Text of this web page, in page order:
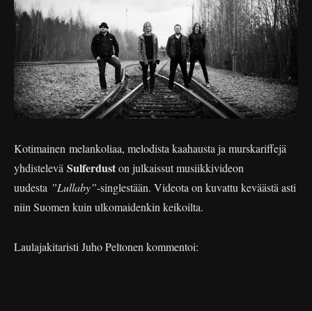
Kotimainen melankoliaa, melodista kaahausta ja murskariffejä
yhdistelevä Sulferduston julkaissut musiikkivideon
uudesta ”Lullaby”-singlestään. Videota on kuvattu keväästä asti
niin Suomen kuin ulkomaidenkin keikoilta.
Laulajakitaristi Juho Peltonen kommentoi: